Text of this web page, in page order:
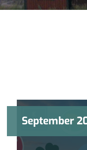
September